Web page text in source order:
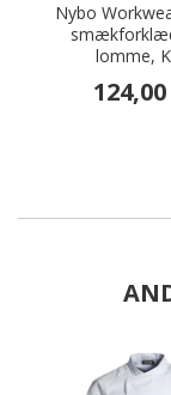
Nybo
lomme,